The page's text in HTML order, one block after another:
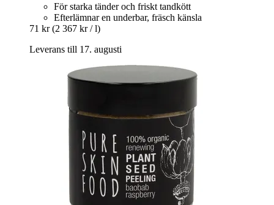
För starka tänder och friskt tandkött
Efterlämnar en underbar, fräsch känsla
71 kr (2 367 kr / l)
Leverans till 17. augusti